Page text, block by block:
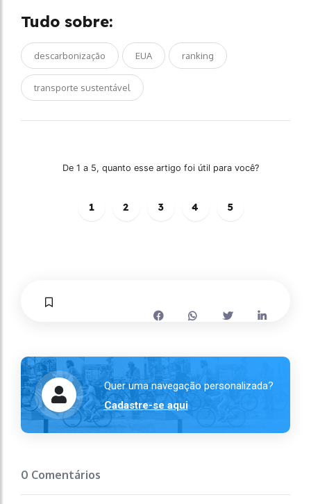
Tudo sobre:
descarbonização EUA ranking
transporte sustentável
De 1 a 5, quanto esse artigo foi útil para você?
1 2 3 4 5
Quer uma navegação personalizada?
Cadastre-se aqui
0 Comentários